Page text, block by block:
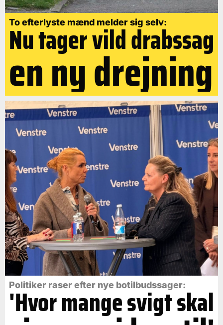
To efterlyste mænd melder sig selv:
Nu tager vild drabssag
en ny drejning
Politiker raser efter nye botilbudssager:
'Hvor mange svigt skal